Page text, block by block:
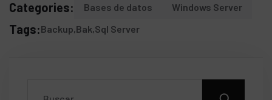
Categories: Bases de datos Windows Server
Tags:Backup Bak Sql Server